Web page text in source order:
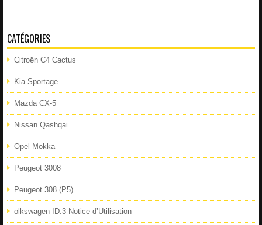
CATÉGORIES
Citroën C4 Cactus
Kia Sportage
Mazda CX-5
Nissan Qashqai
Opel Mokka
Peugeot 3008
Peugeot 308 (P5)
olkswagen ID.3 Notice d’Utilisation